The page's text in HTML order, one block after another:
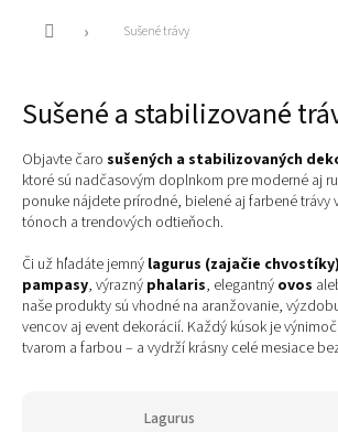
Domov Sušené trávy
Sušené a stabilizované
Objavte čaro sušených a stabilizovaných
ktoré sú nadčasovým doplnkom pre moderné aj
ponuke nájdete prírodné, bielené aj farbené trávy
tónoch a trendových odtieňoch.
Či už hľadáte jemný lagurus (zajačie chvostíky)
pampasy, výrazný phalaris, elegantný ovos
naše produkty sú vhodné na aranžovanie,
vencov aj event dekorácií. Každý kúsok je
tvarom a farbou – a vydrží krásny celé mesiace
Lagurus